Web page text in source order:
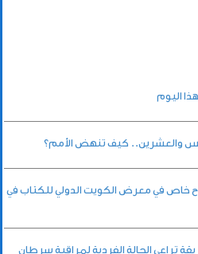
اليوم
والعشرين.. كيف تنهض الأمم؟
خاص في معرض الكويت الدولي للكتاب في
تراعي الحالة الفردية لمراقبة سرطان